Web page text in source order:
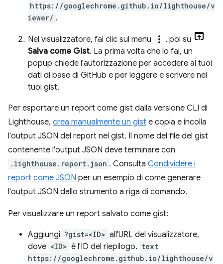
https://googlechrome.github.io/lighthouse/v
iewer/ .
Nel visualizzatore, fai clic sul menu more_vert , poi su
Salva come Gist. La prima volta che lo fai, un
popup chiede l'autorizzazione per accedere ai tuoi
dati di base di GitHub e per leggere e scrivere nei
tuoi gist.
Per esportare un report come gist dalla versione CLI di
Lighthouse, crea manualmente un gist e copia e incolla
l'output JSON del report nel gist. Il nome del file del gist
contenente l'output JSON deve terminare con
.lighthouse.report.json . Consulta Condividere i
report come JSON per un esempio di come generare
l'output JSON dallo strumento a riga di comando.
Per visualizzare un report salvato come gist:
Aggiungi ?gist=<ID> all'URL del visualizzatore,
dove <ID> è l'ID del riepilogo. text
https://googlechrome.github.io/lighthouse/v